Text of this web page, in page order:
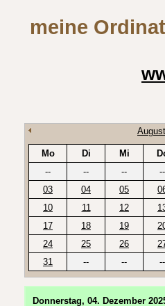
meine
Mo Di Mi
--
-- --
--
03
04 05
10
11 12
17
18 19
24
25 26
31
-- -- --
Donnerstag, 04. Dezember